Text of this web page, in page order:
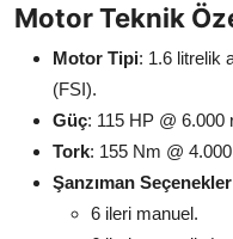
Motor Teknik
Motor Tipi: 1.6 litrelik
(FSI).
Güç: 115 HP @ 6.000
Tork: 155 Nm @
Şanzıman
6 ileri manuel.